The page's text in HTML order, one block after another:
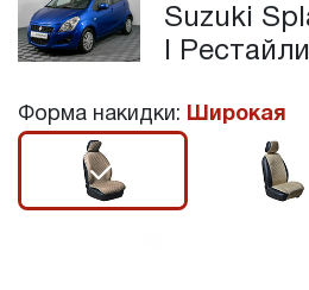
Suzuki
I
Форма накидки: Широкая
r